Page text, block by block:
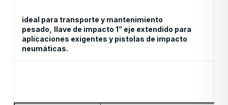
ideal para transporte y mantenimiento
pesado,
llave de impacto 1” eje extendido para
aplicaciones exigentes y pistolas de impacto
neumáticas.